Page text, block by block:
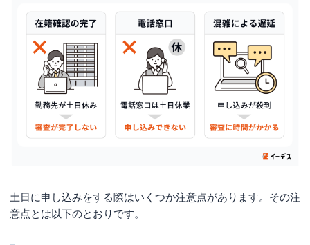
土日に申し込みをする際はいくつか注意点があります。その注
意点とは以下のとおりです。